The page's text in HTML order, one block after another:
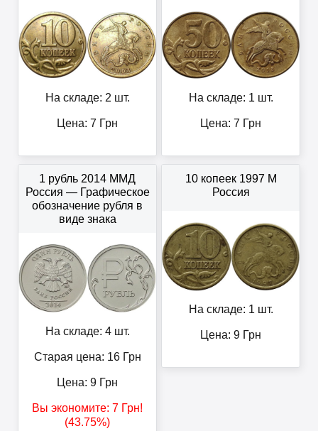
На складе: 2 шт.
Цена: 7 Грн
На складе: 1 шт.
Цена: 7 Грн
1 рубль 2014 ММД
Россия — Графическое
обозначение рубля в
виде знака
На складе: 4 шт.
Старая цена: 16Грн
Цена: 9 Грн
Вы экономите: 7 Грн!
(43.75%)
10 копеек 1997 М
Россия
На складе: 1 шт.
Цена: 9 Грн